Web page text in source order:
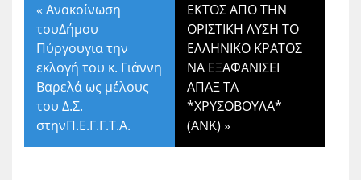
« Ανακοίνωση
τουΔήμου
Πύργουγια την
εκλογή του κ. Γιάννη
Βαρελά ως μέλους
του Δ.Σ.
στηνΠ.Ε.Γ.Γ.Τ.Α.
ΕΚΤΟΣ ΑΠΟ ΤΗΝ
ΟΡΙΣΤΙΚΗ ΛΥΣΗ ΤΟ
ΕΛΛΗΝΙΚΟ ΚΡΑΤΟΣ
ΝΑ ΕΞΑΦΑΝΙΣΕΙ
ΑΠΑΞ ΤΑ
*ΧΡΥΣΟΒΟΥΛΑ*
(ΑΝΚ) »